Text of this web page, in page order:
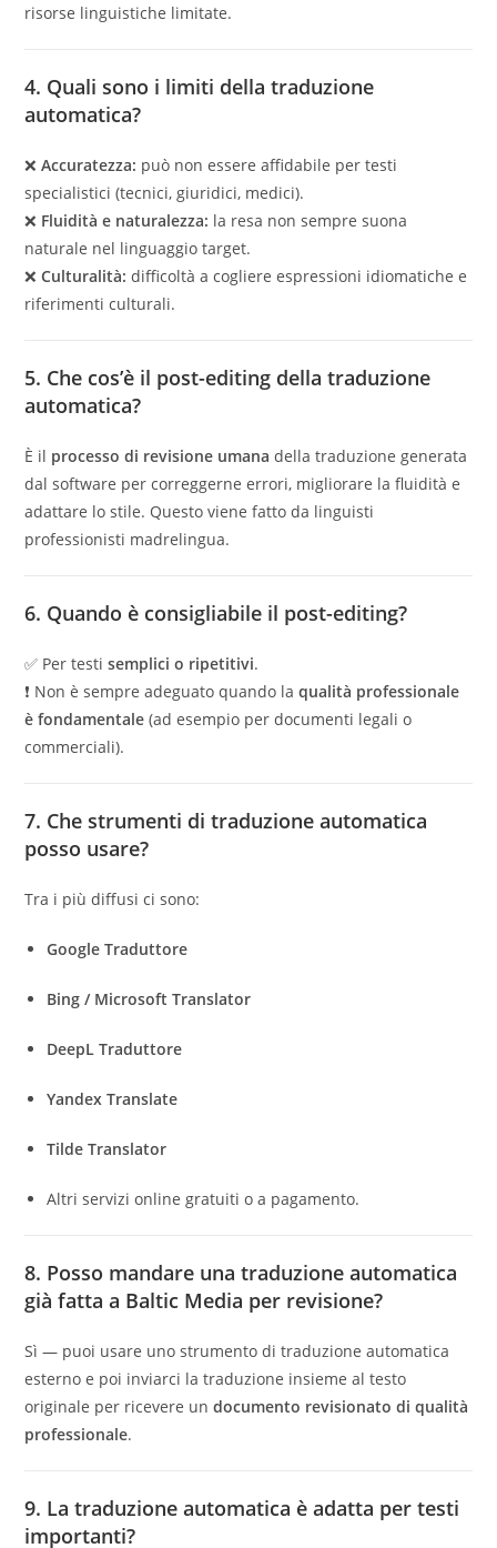
risorse linguistiche limitate.
4. Quali sono i limiti della traduzione
automatica?
❌Accuratezza: può non essere affidabile per testi
specialistici (tecnici, giuridici, medici).
❌ Fluidità e naturalezza: la resa non sempre suona
naturale nel linguaggio target.
❌Culturalità: difficoltà a cogliere espressioni idiomatiche e
riferimenti culturali.
5. Che cos’è il post-editing della traduzione
automatica?
È il processo di revisione umana della traduzione generata
dal software per correggerne errori, migliorare la fluidità e
adattare lo stile. Questo viene fatto da linguisti
professionisti madrelingua.
6. Quando è consigliabile il post-editing?
✅ Per testisemplici o ripetitivi.
❗ Non è sempre adeguato quando laqualità professionale
è fondamentale (ad esempio per documenti legali o
commerciali).
7. Che strumenti di traduzione automatica
posso usare?
Tra i più diffusi ci sono:
Google Traduttore
Bing / Microsoft Translator
DeepL Traduttore
Yandex Translate
Tilde Translator
Altri servizi online gratuiti o a pagamento.
8. Posso mandare una traduzione automatica
già fatta a Baltic Media per revisione?
Sì — puoi usare uno strumento di traduzione automatica
esterno e poi inviarci la traduzione insieme al testo
originale per ricevere undocumento revisionato di qualità
professionale.
9. La traduzione automatica è adatta per testi
importanti?